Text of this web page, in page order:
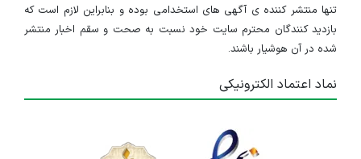
تنها منتشر کننده ی آگهی های استخدامی بوده و بنابراین لازم است که
بازدید کنندگان محترم سایت خود نسبت به صحت و سقم اخبار منتشر
شده در آن هوشیار باشند.
نماد اعتماد الکترونیکی